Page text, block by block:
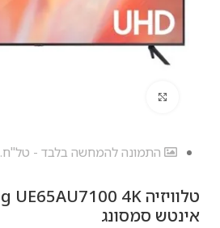
התמונה להמחשה בלבד - טל"ח.
‏אינטש סמסונג